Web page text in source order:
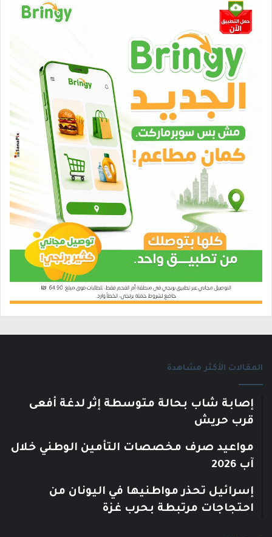
المقالات الأكثر مشاهدة
إصابة شاب بحالة متوسطة إثر لدغة أفعى
قرب حريش
مواعيد صرف مخصصات التأمين الوطني خلال
آب 2026
إسرائيل تحذر مواطنيها في اليونان من
احتجاجات مرتبطة بحرب غزة